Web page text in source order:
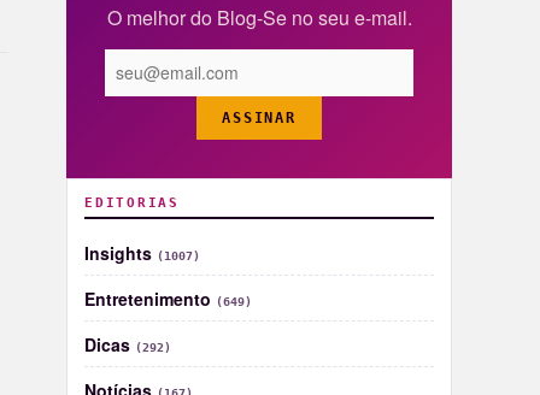
O melhor do Blog-Se no seu e-mail.
ASSINAR
EDITORIAS
Insights (1007)
Entretenimento (649)
Dicas (292)
Notícias